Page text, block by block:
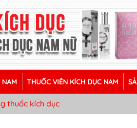
NAM THUỐC VIÊN KÍCH DỤC NAM
thuốc kích dục